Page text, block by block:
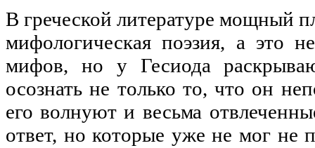
В греческой литературе мощный
мифологическая поэзия, а это
мифов, но у Гесиода
осознать не только то, что он
его волнуют и весьма
ответ, но которые уже не мог не